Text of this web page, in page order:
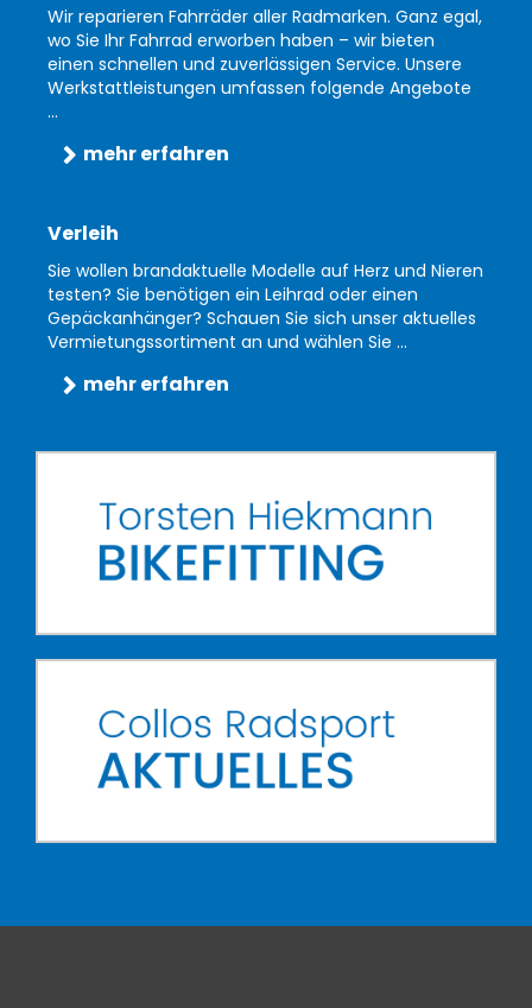
Wir reparieren Fahrräder aller Radmarken. Ganz egal,
wo Sie Ihr Fahrrad erworben haben – wir bieten
einen schnellen und zuverlässigen Service. Unsere
Werkstattleistungen umfassen folgende Angebote
...
mehr erfahren
Verleih
Sie wollen brandaktuelle Modelle auf Herz und Nieren
testen? Sie benötigen ein Leihrad oder einen
Gepäckanhänger? Schauen Sie sich unser aktuelles
Vermietungssortiment an und wählen Sie ...
mehr erfahren